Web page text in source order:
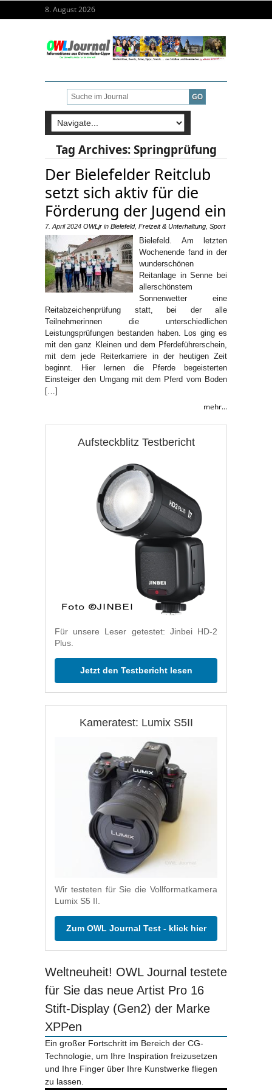
8. August 2026
Tag Archives:Springprüfung
Der Bielefelder Reitclub
setzt sich aktiv für die
Förderung der Jugend ein
7. April 2024 OWLjr in Bielefeld, Freizeit & Unterhaltung Sport
Bielefeld. Am letzten
Wochenende fand in der
wunderschönen
Reitanlage in Senne bei
allerschönstem
Sonnenwetter eine
Reitabzeichenprüfung statt, bei der alle
Teilnehmerinnen die unterschiedlichen
Leistungsprüfungen bestanden haben. Los ging es
mit den ganz Kleinen und dem Pferdeführerschein,
mit dem jede Reiterkarriere in der heutigen Zeit
beginnt. Hier lernen die Pferde begeisterten
Einsteiger den Umgang mit dem Pferd vom Boden
[…]
mehr...
Aufsteckblitz Testbericht
Für unsere Leser getestet: Jinbei HD-2
Plus.
Jetzt den Testbericht lesen
Kameratest: Lumix S5II
Wir testeten für Sie die Vollformatkamera
Lumix S5 II.
Zum OWL Journal Test - klick hier
Weltneuheit! OWL Journal testete
für Sie das neue Artist Pro 16
Stift-Display (Gen2) der Marke
XPPen
Ein großer Fortschritt im Bereich der CG-
Technologie, um Ihre Inspiration freizusetzen
und Ihre Finger über Ihre Kunstwerke fliegen
zu lassen.